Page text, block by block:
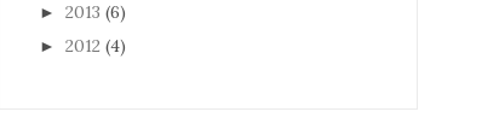
► 2013 (6)
► 2012 (4)